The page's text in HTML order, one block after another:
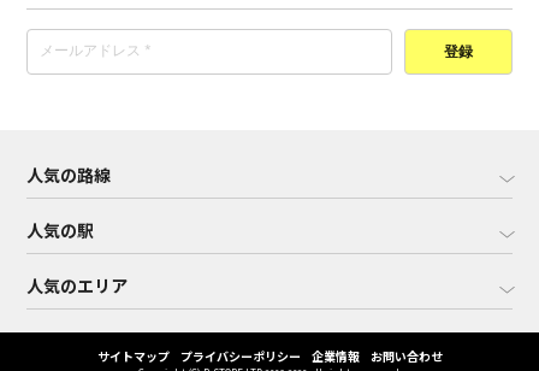
登録
人気の路線
人気の駅
人気のエリア
サイトマップ プライバシーポリシー 企業情報 お問い合わせ